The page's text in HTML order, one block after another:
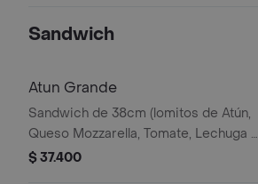
Sandwich
Atun Grande
Sandwich de 38cm (lomitos de Atún,
Queso Mozzarella, Tomate, Lechuga y
Mayonesa Real)
$ 37.400